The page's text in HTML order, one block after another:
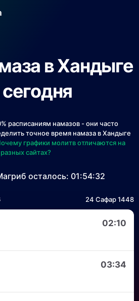
в Хандыге
расписаниям намазов - они часто
точное время намаза в Хандыге
графики молитв отличаются на
разных сайтах?
осталось: 01:54:32
24 Сафар 1448
02:10
03:34